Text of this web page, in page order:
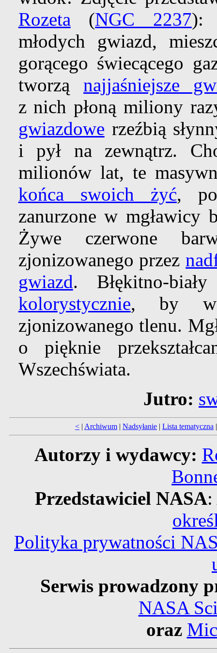
Rozeta (NGC 2237):
młodych gwiazd,
gorącego świecącego
tworzą najjaśniejsze
z nich płoną miliony
gwiazdowe rzeźbią
i pył na zewnątrz.
milionów lat, te
końca swoich żyć,
zanurzone w mgławicy
Żywe czerwone
zjonizowanego przez
gwiazd. Błękitno-
kolorystycznie, by
zjonizowanego tlenu.
o pięknie
Wszechświata.
Jutro:
< | Archiwum | Nadsyłanie | Lista tematyczna
Autorzy i wydawcy:
Przedstawiciel NASA:
Polityka prywatności
Serwis prowadzony
NASA
oraz